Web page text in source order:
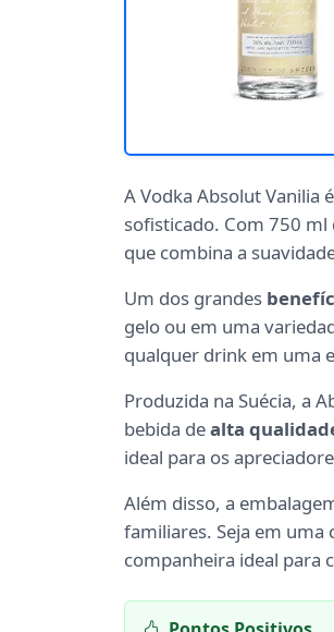
A Vodka Absolut Vanilia
sofisticado. Com 750 ml
que combina a
Um dos grandes
gelo ou em uma
qualquer drink em uma
Produzida na Suécia, a
bebida dealta
ideal para os
Além disso, a
familiares. Seja em uma
companheira ideal para